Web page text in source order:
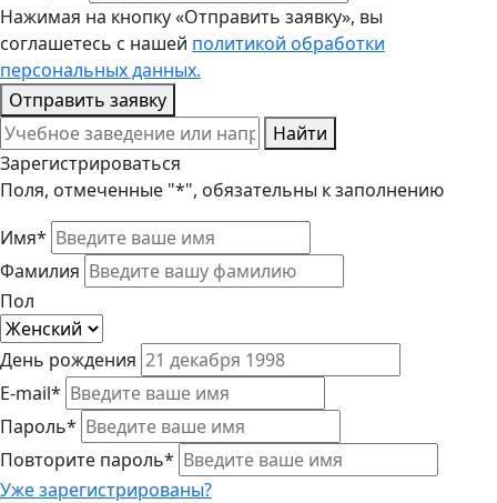
Нажимая на кнопку «Отправить заявку», вы
соглашетесь с нашей политикой обработки
персональных данных.
Отправить заявку
Найти
Зарегистрироваться
Поля, отмеченные "*", обязательны к заполнению
Имя*
Фамилия
Пол
День рождения
E-mail*
Пароль*
Повторите пароль*
Уже зарегистрированы?